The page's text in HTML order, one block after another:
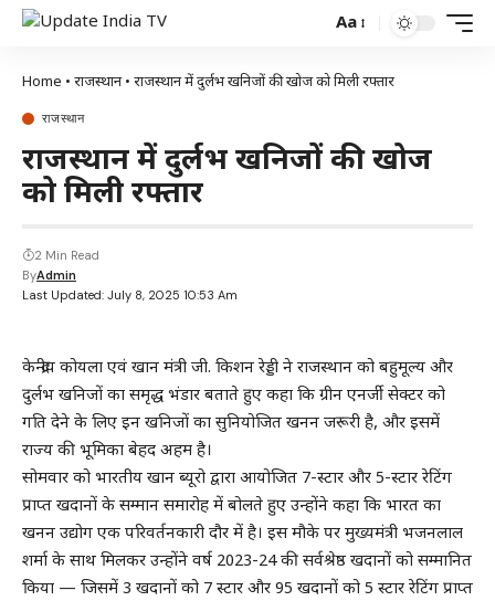
Aa
Home • राजस्थान• राजस्थान में दुर्लभ खनिजों की खोज को मिली रफ्तार
राजस्थान
राजस्थान में दुर्लभ खनिजों की खोज
को मिली रफ्तार
Last Updated: July 8, 2025 10:53 Am
ByAdmin
2 Min Read
केन्द्रीय कोयला एवं खान मंत्री जी. किशन रेड्डी ने राजस्थान को बहुमूल्य और
दुर्लभ खनिजों का समृद्ध भंडार बताते हुए कहा कि ग्रीन एनर्जी सेक्टर को
गति देने के लिए इन खनिजों का सुनियोजित खनन जरूरी है, और इसमें
राज्य की भूमिका बेहद अहम है।
सोमवार को भारतीय खान ब्यूरो द्वारा आयोजित 7-स्टार और 5-स्टार रेटिंग
प्राप्त खदानों के सम्मान समारोह में बोलते हुए उन्होंने कहा कि भारत का
खनन उद्योग एक परिवर्तनकारी दौर में है। इस मौके पर मुख्यमंत्री भजनलाल
शर्मा के साथ मिलकर उन्होंने वर्ष 2023-24 की सर्वश्रेष्ठ खदानों को सम्मानित
किया — जिसमें 3 खदानों को 7 स्टार और 95 खदानों को 5 स्टार रेटिंग प्राप्त